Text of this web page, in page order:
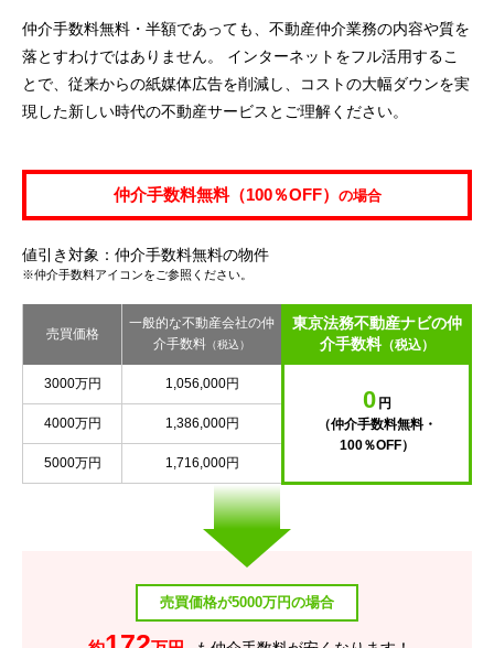
仲介手数料無料・半額であっても、不動産仲介業務の内容や質を
落とすわけではありません。 インターネットをフル活用するこ
とで、従来からの紙媒体広告を削減し、コストの大幅ダウンを実
現した新しい時代の不動産サービスとご理解ください。
仲介手数料無料（100％OFF） の場合
値引き対象：仲介手数料無料の物件
※仲介手数料アイコンをご参照ください。
売買価格
一般的な不動産会社の仲
介手数料 （税込）
東京法務不動産ナビの仲
介手数料（税込）
3000万円 1,056,000円
0 円
（仲介手数料無料・
100％OFF）
4000万円 1,386,000円
5000万円 1,716,000円
売買価格が5000万円の場合